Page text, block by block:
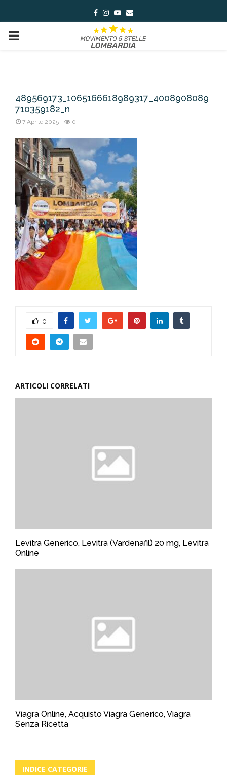
Facebook
Instagram
Youtube
Email
PRIMARY
489569173_1065166618989317_4008908089
710359182_n
7 Aprile 2025 0
0
ARTICOLI CORRELATI
Levitra Generico, Levitra (Vardenafil) 20 mg, Levitra
Online
Viagra Online, Acquisto Viagra Generico, Viagra
Senza Ricetta
INDICE CATEGORIE